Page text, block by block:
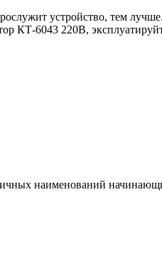
устройство, тем
КТ-6043 220В,
наименований